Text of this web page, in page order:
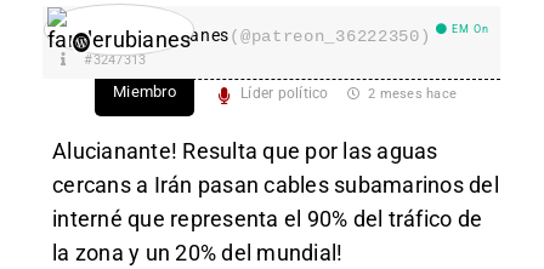
fanderubianes(@patreon_36222350) EM On
#3247313
Miembro Líder político 2 meses hace
Alucianante! Resulta que por las aguas
cercans a Irán pasan cables subamarinos del
interné que representa el 90% del tráfico de
la zona y un 20% del mundial!